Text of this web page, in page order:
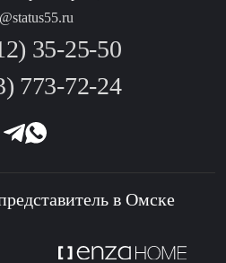
35-25-50
773-72-24
в Омске